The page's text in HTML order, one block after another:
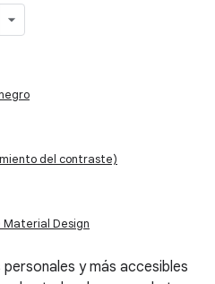
del contraste)
Material Design
y más accesibles